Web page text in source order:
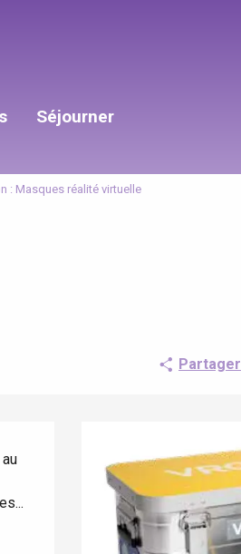
Séjourner
: Masques réalité virtuelle
Partager